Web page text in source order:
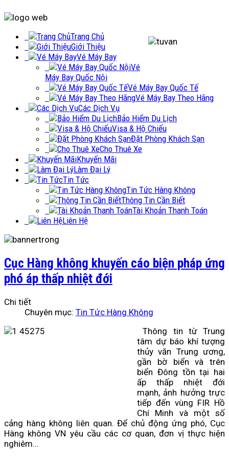
Trang Chủ
Giới Thiệu
Vé Máy Bay
Vé
Máy Bay Quốc Nội
Vé Máy Bay Quốc Tế
Vé Máy Bay Theo Hãng
Các Dịch Vụ
Bảo Hiểm Du Lịch
Visa & Hộ Chiếu
Đặt Phòng Khách Sạn
Cho Thuê Xe
Khuyến Mãi
Làm Đại Lý
Tin Tức
Tin Tức Hàng Không
Thông Tin Cần Biết
Tài Khoản Thanh Toán
Liên Hệ
Cục Hàng không khuyến cáo biện pháp ứng
phó áp thấp nhiệt đới
Chi tiết
Chuyên mục: Tin Tức Hàng Không
Thông tin từ Trung
tâm dự báo khí tượng
thủy văn Trung ương,
gần bờ biển và trên
biển Đông tồn tại hai
ấp thấp nhiệt đới
mạnh, ảnh hưởng trực
tiếp đến vùng FIR Hồ
Chí Minh và một số
cảng hàng không liên quan. Để chủ động ứng phó, Cục
Hàng không VN yêu cầu các cơ quan, đơn vị thực hiện
nghiêm...